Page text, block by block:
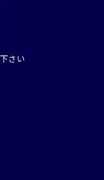
を受けることが可
の根っこ＝インプ
安全な治療を行う
いることなどが重
する上で問題がな
ラント
を受けている人の
、20代〜40代で
30代・40代に比
す。 若い人
さい